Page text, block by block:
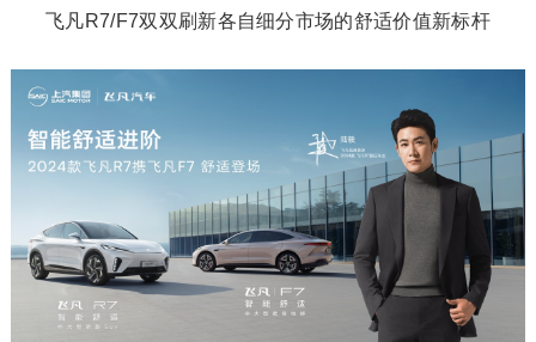
飞凡R7/F7双双刷新各自细分市场的舒适价值新标杆